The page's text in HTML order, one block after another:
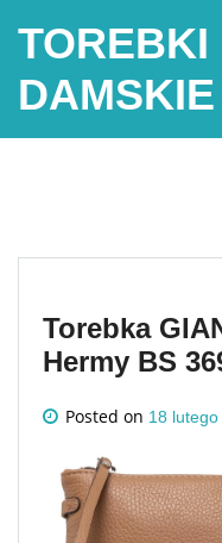
TOREBKI
DAMSKIE
Torebka
Hermy BS
Posted on 18